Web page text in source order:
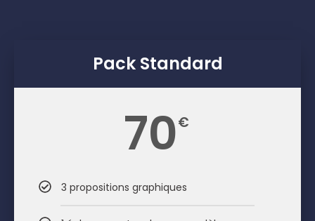
Pack Standard
70€
3 propositions graphiques